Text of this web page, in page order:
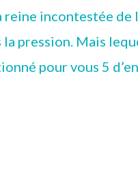
incontestée de
pression. Mais
pour vous 5